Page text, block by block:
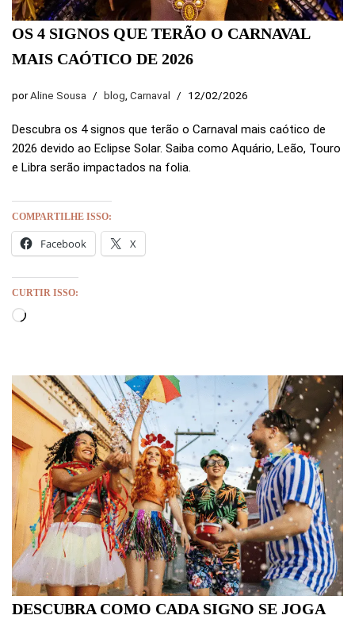
OS 4 SIGNOS QUE TERÃO O CARNAVAL
MAIS CAÓTICO DE 2026
porAline Sousa blog Carnaval 12/02/2026
Descubra os 4 signos que terão o Carnaval mais caótico de
2026 devido ao Eclipse Solar. Saiba como Aquário, Leão, Touro
e Libra serão impactados na folia.
COMPARTILHE ISSO:
Facebook X
CURTIR ISSO:
DESCUBRA COMO CADA SIGNO SE JOGA